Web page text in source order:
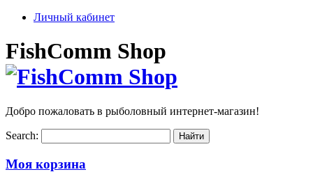
Личный кабинет
FishComm Shop
Добро пожаловать в рыболовный интернет-магазин!
Search:
Моя корзина